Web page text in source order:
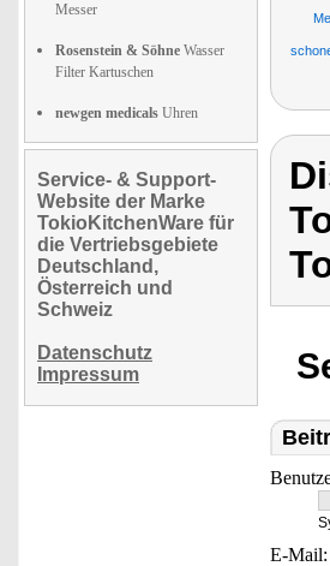
Messer
Rosenstein & Söhne Wasser
Filter Kartuschen
newgen medicals Uhren
Service- & Support-
Website der Marke
TokioKitchenWare für
die Vertriebsgebiete
Deutschland,
Österreich und
Schweiz
Datenschutz
Impressum
E-Mail: